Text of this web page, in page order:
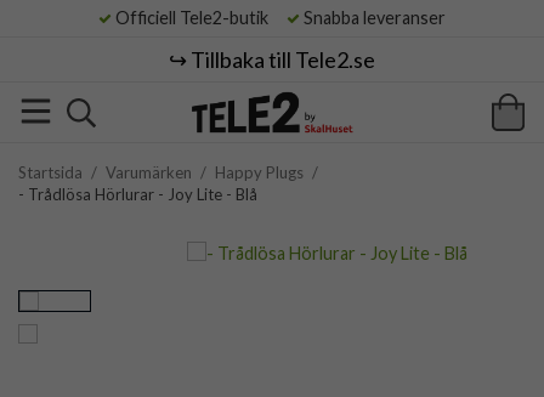
Officiell Tele2-butik Snabba leveranser
↪️ Tillbaka till Tele2.se
Startsida / Varumärken / Happy Plugs /
- Trådlösa Hörlurar - Joy Lite - Blå